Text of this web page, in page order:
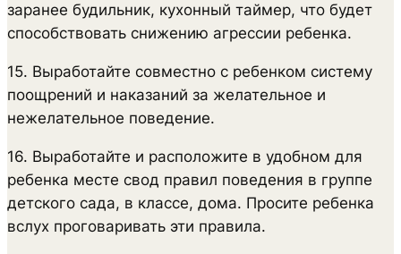
заранее будильник, кухонный таймер, что будет
способствовать снижению агрессии ребенка.
15. Выработайте совместно с ребенком систему
поощрений и наказаний за желательное и
нежелательное поведение.
16. Выработайте и расположите в удобном для
ребенка месте свод правил поведения в группе
детского сада, в классе, дома. Просите ребенка
вслух проговаривать эти правила.